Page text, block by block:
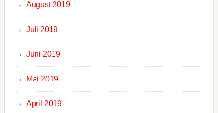
August 2019
Juli 2019
Juni 2019
Mai 2019
April 2019